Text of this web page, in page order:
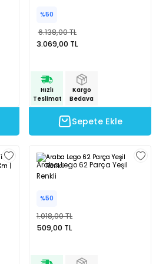
18 Cm Yeşil Renkli
%50
6.138,00 TL
3.069,00 TL
Hızlı
Teslimat
Kargo
Bedava
Sepete Ekle
Araba Lego 62 Parça Yeşil
Renkli
%50
1.018,00 TL
509,00 TL